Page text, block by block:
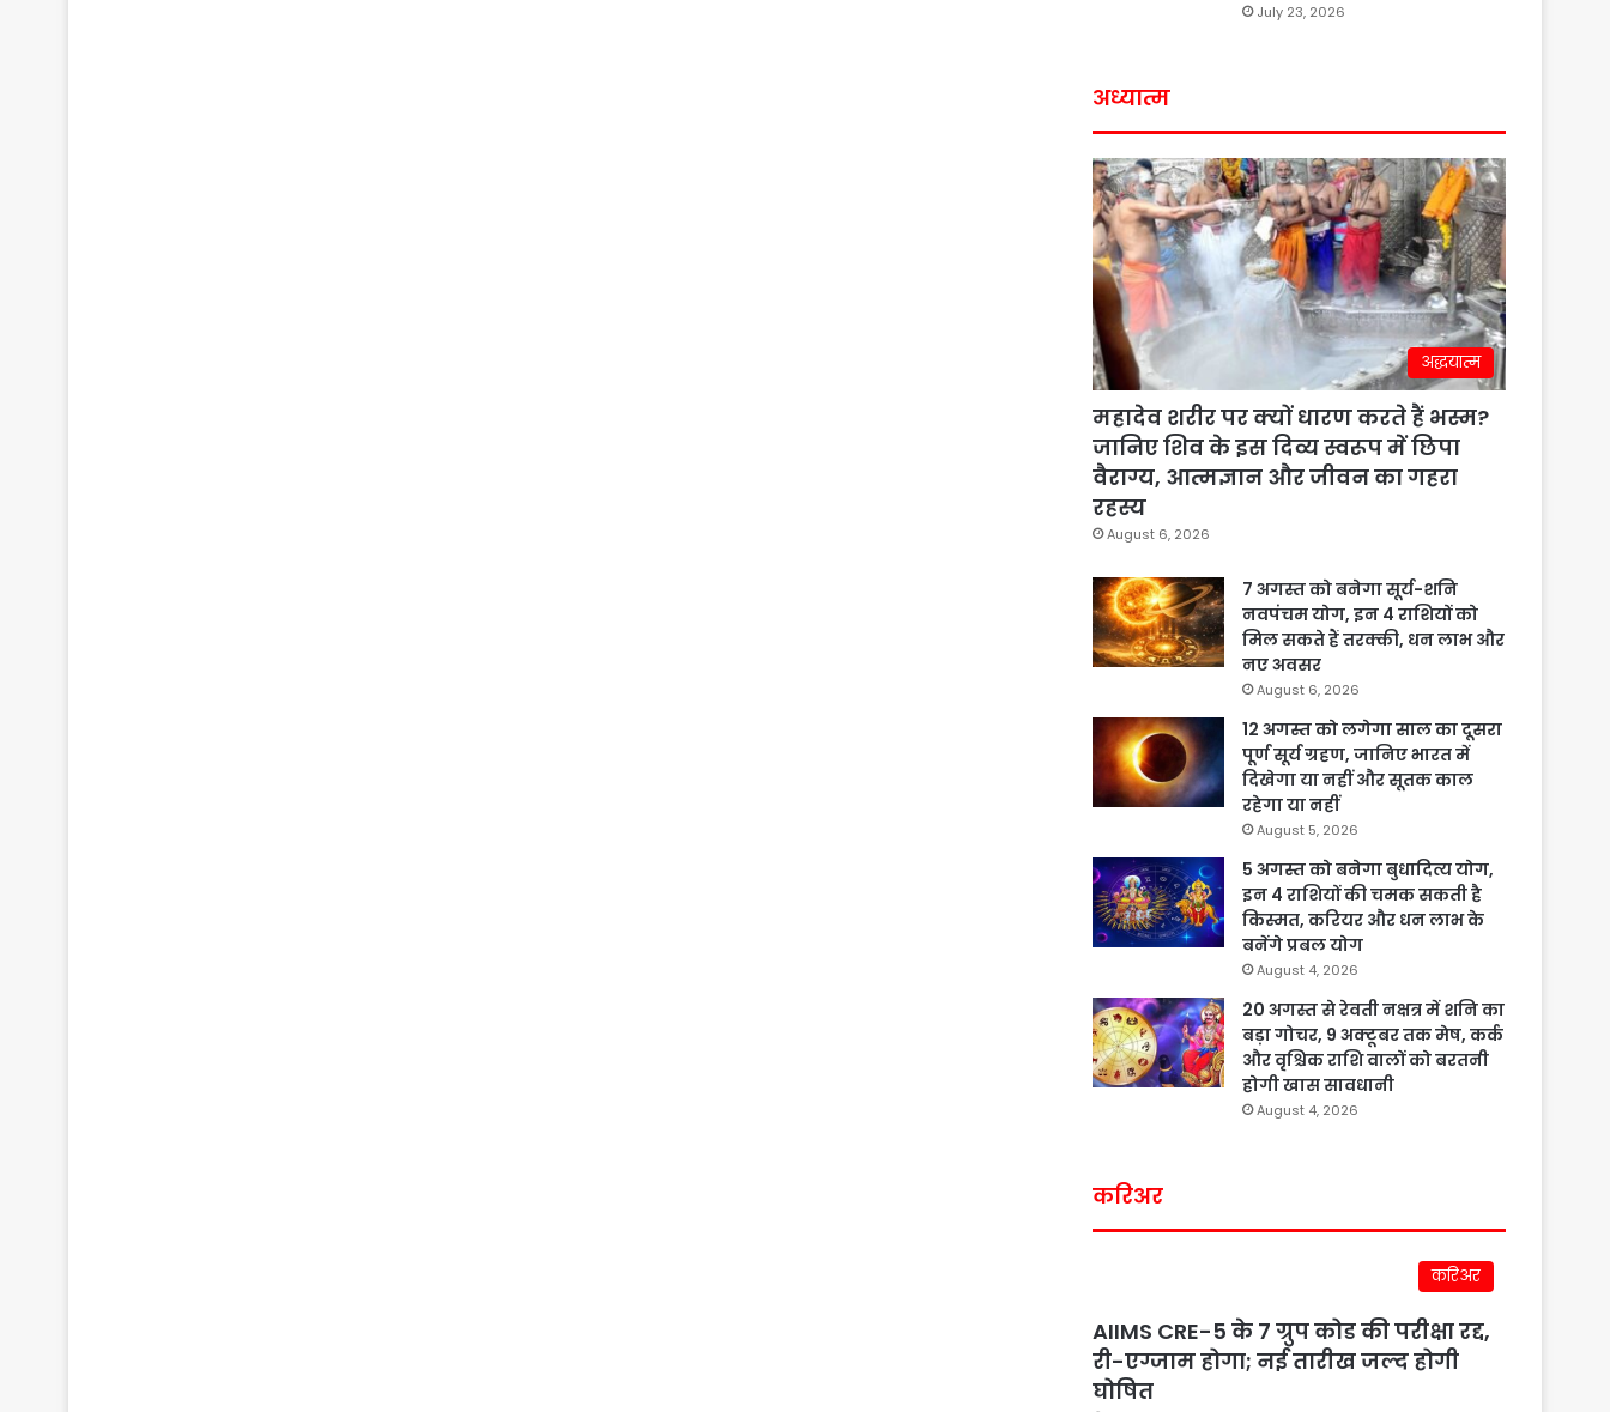
July 23, 2026
अध्यात्म
अद्धयात्म
महादेव शरीर पर क्यों धारण करते हैं भस्म?
जानिए शिव के इस दिव्य स्वरूप में छिपा
वैराग्य, आत्मज्ञान और जीवन का गहरा
रहस्य
August 6, 2026
7 अगस्त को बनेगा सूर्य-शनि
नवपंचम योग, इन 4 राशियों को
मिल सकते हैं तरक्की, धन लाभ और
नए अवसर
August 6, 2026
12 अगस्त को लगेगा साल का दूसरा
पूर्ण सूर्य ग्रहण, जानिए भारत में
दिखेगा या नहीं और सूतक काल
रहेगा या नहीं
August 5, 2026
5 अगस्त को बनेगा बुधादित्य योग,
इन 4 राशियों की चमक सकती है
किस्मत, करियर और धन लाभ के
बनेंगे प्रबल योग
August 4, 2026
20 अगस्त से रेवती नक्षत्र में शनि का
बड़ा गोचर, 9 अक्टूबर तक मेष, कर्क
और वृश्चिक राशि वालों को बरतनी
होगी खास सावधानी
August 4, 2026
करिअर
करिअर
AIIMS CRE-5 के 7 ग्रुप कोड की परीक्षा रद्द,
री-एग्जाम होगा; नई तारीख जल्द होगी
घोषित